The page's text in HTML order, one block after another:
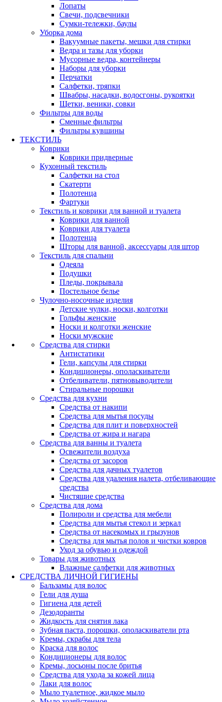
Лопаты
Свечи, подсвечники
Сумки-тележки, баулы
Уборка дома
Вакуумные пакеты, мешки для стирки
Ведра и тазы для уборки
Мусорные ведра, контейнеры
Наборы для уборки
Перчатки
Салфетки, тряпки
Швабры, насадки, водосгоны, рукоятки
Щетки, веники, совки
Фильтры для воды
Сменные фильтры
Фильтры кувшины
ТЕКСТИЛЬ
Коврики
Коврики придверные
Кухонный текстиль
Салфетки на стол
Скатерти
Полотенца
Фартуки
Текстиль и коврики для ванной и туалета
Коврики для ванной
Коврики для туалета
Полотенца
Шторы для ванной, аксессуары для штор
Текстиль для спальни
Одеяла
Подушки
Пледы, покрывала
Постельное белье
Чулочно-носочные изделия
Детские чулки, носки, колготки
Гольфы женские
Носки и колготки женские
Носки мужские
Средства для стирки
Антистатики
Гели, капсулы для стирки
Кондиционеры, ополаскиватели
Отбеливатели, пятновыводители
Стиральные порошки
Средства для кухни
Средства от накипи
Средства для мытья посуды
Средства для плит и поверхностей
Средства от жира и нагара
Средства для ванны и туалета
Освежители воздуха
Средства от засоров
Средства для дачных туалетов
Средства для удаления налета, отбеливающие
средства
Чистящие средства
Средства для дома
Полироли и средства для мебели
Средства для мытья стекол и зеркал
Средства от насекомых и грызунов
Средства для мытья полов и чистки ковров
Уход за обувью и одеждой
Товары для животных
Влажные салфетки для животных
СРЕДСТВА ЛИЧНОЙ ГИГИЕНЫ
Бальзамы для волос
Гели для душа
Гигиена для детей
Дезодоранты
Жидкость для снятия лака
Зубная паста, порошки, ополаскиватели рта
Кремы, скрабы для тела
Краска для волос
Кондиционеры для волос
Кремы, лосьоны после бритья
Средства для ухода за кожей лица
Лаки для волос
Мыло туалетное, жидкое мыло